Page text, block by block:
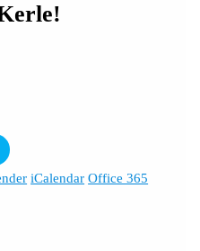
iCalendar Office 365